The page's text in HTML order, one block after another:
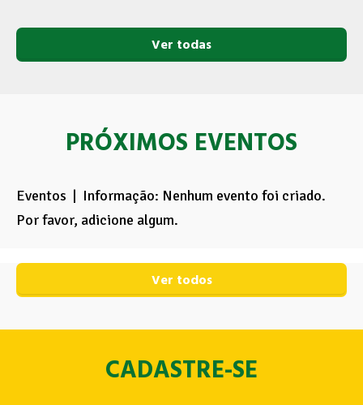
Ver todas
PRÓXIMOS EVENTOS
Eventos | Informação: Nenhum evento foi criado.
Por favor, adicione algum.
Ver todos
CADASTRE-SE